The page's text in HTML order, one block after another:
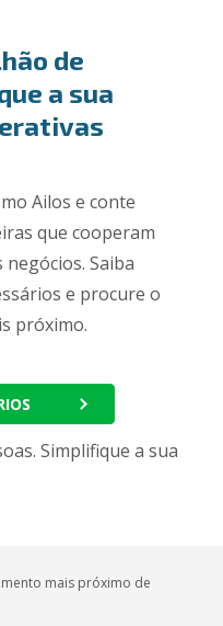
de
a sua
Ailos e conte
que cooperam
Saiba
e procure o
próximo.
mais próximo de